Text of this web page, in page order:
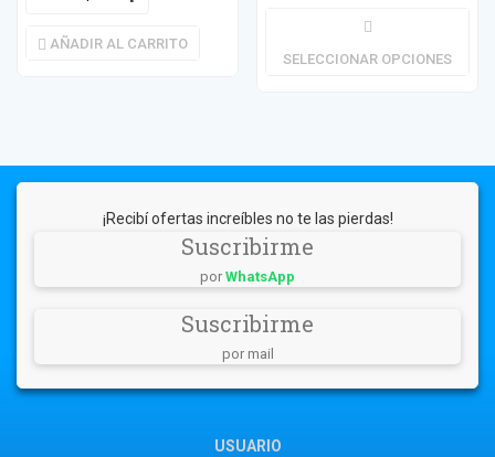
AÑADIR AL CARRITO
SELECCIONAR OPCIONES
¡Recibí ofertas increíbles no te las pierdas!
Suscribirme
por WhatsApp
Suscribirme
por mail
USUARIO